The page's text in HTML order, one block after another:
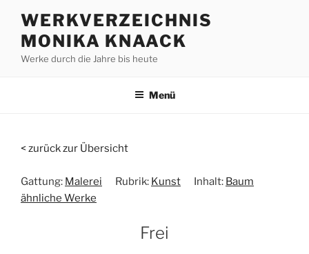
Inhalt
springen
WERKVERZEICHNIS
MONIKA KNAACK
Werke durch die Jahre bis heute
Menü
< zurück zur Übersicht
Gattung: Malerei Rubrik: Kunst Inhalt: Baum
ähnliche Werke
Frei